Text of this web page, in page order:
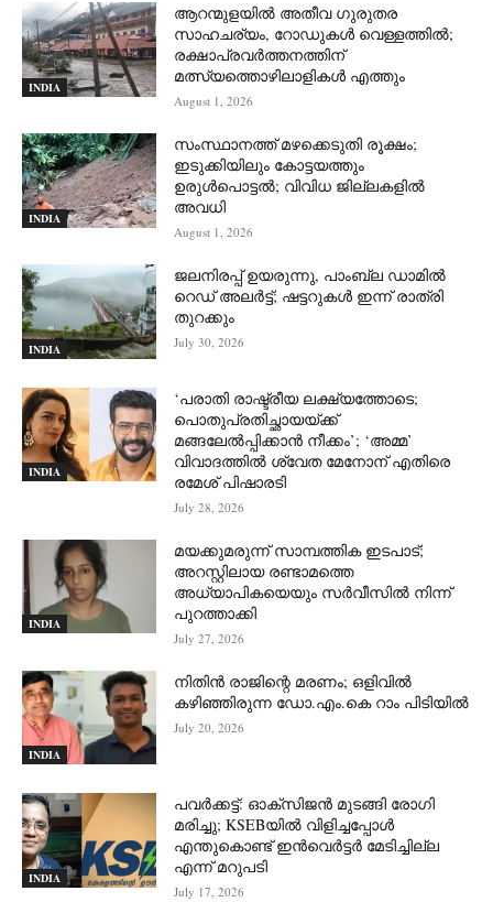
INDIA
ആറന്മുളയില്‍ അതീവ ഗുരുതര
സാഹചര്യം, റോഡുകള്‍ വെള്ളത്തില്‍;
രക്ഷാപ്രവര്‍ത്തനത്തിന്
മത്സ്യത്തൊഴിലാളികള്‍ എത്തും
August 1, 2026
INDIA
സംസ്ഥാനത്ത് മഴക്കെടുതി രൂക്ഷം;
ഇടുക്കിയിലും കോട്ടയത്തും
ഉരുള്‍പൊട്ടല്‍; വിവിധ ജില്ലകളില്‍
അവധി
August 1, 2026
INDIA
ജലനിരപ്പ് ഉയരുന്നു, പാംബ്ല ഡാമിൽ
റെഡ് അലർട്ട്; ഷട്ടറുകൾ ഇന്ന് രാത്രി
തുറക്കും
July 30, 2026
INDIA
‘പരാതി രാഷ്ട്രീയ ലക്ഷ്യത്തോടെ;
പൊതുപ്രതിച്ഛായയ്ക്ക്
മങ്ങലേല്‍പ്പിക്കാന്‍ നീക്കം’; ‘അമ്മ’
വിവാദത്തില്‍ ശ്വേത മേനോന് എതിരെ
രമേശ് പിഷാരടി
July 28, 2026
INDIA
മയക്കുമരുന്ന് സാമ്പത്തിക ഇടപാട്;
അറസ്റ്റിലായ രണ്ടാമത്തെ
അധ്യാപികയെയും സർവീസിൽ നിന്ന്
പുറത്താക്കി
July 27, 2026
INDIA
നിതിൻ രാജിന്റെ മരണം; ഒളിവിൽ
കഴിഞ്ഞിരുന്ന ഡോ.എം.കെ റാം പിടിയിൽ
July 20, 2026
INDIA
പവർക്കട്ട്: ഓക്‌സിജൻ മുടങ്ങി രോഗി
മരിച്ചു; KSEBയിൽ വിളിച്ചപ്പോൾ
എന്തുകൊണ്ട് ഇൻവെർട്ടർ മേടിച്ചില്ല
എന്ന് മറുപടി
July 17, 2026